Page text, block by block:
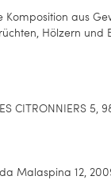
Komposition aus
Hölzern und
Malaspina 12,